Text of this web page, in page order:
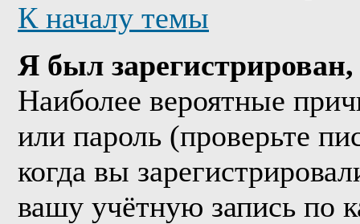
К началу темы
Я был
Наиболее вероятные
или пароль (проверьте
когда вы
вашу учётную запись по